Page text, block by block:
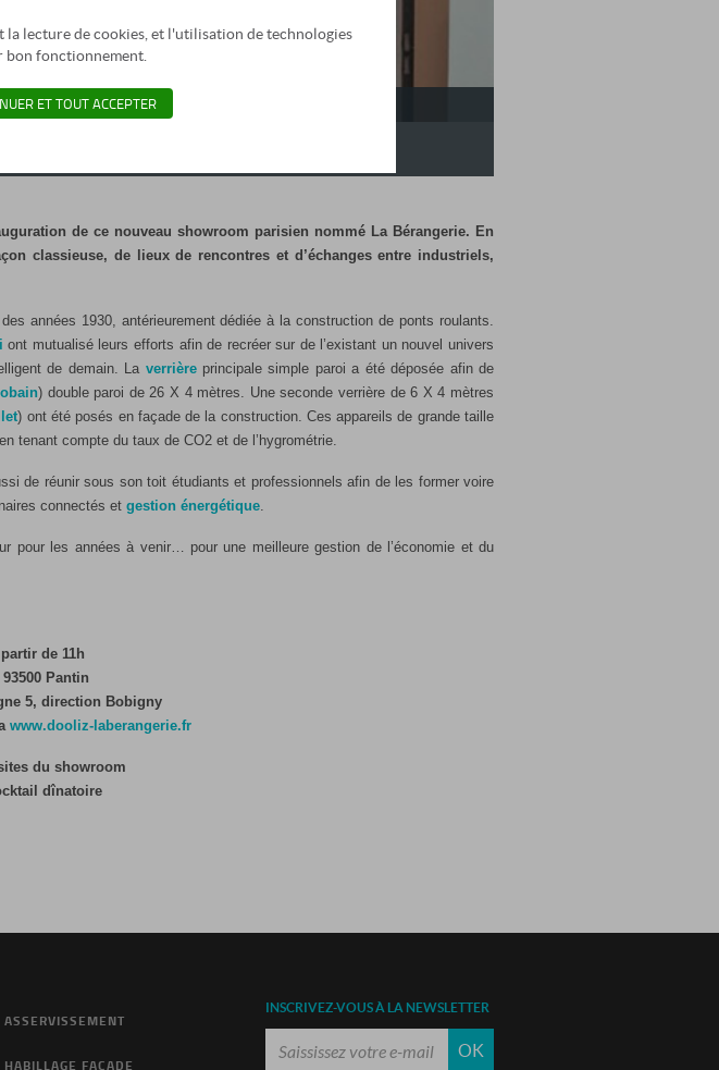
de ce nouveau showroom parisien nommé La Bérangerie. En
classieuse, de lieux de rencontres et d’échanges entre industriels,
années 1930, antérieurement dédiée à la construction de ponts roulants.
ont mutualisé leurs efforts afin de recréer sur de l’existant un nouvel univers
de demain. La verrièreprincipale simple paroi a été déposée afin de
) double paroi de 26 X 4 mètres. Une seconde verrière de 6 X 4 mètres
) ont été posés en façade de la construction. Ces appareils de grande taille
tenant compte du taux de CO2 et de l’hygrométrie.
de réunir sous son toit étudiants et professionnels afin de les former voire
connectés et gestion énergétique.
pour les années à venir… pour une meilleure gestion de l’économie et du
de 11h
Pantin
5, direction Bobigny
www.dooliz-laberangerie.fr
du showroom
dînatoire
ASSERVISSEMENT
HABILLAGE FAÇADE
INSCRIVEZ-VOUS À LA NEWSLETTER
OK
la lecture de cookies, et l'utilisation de technologies
bon fonctionnement.
ET TOUT ACCEPTER